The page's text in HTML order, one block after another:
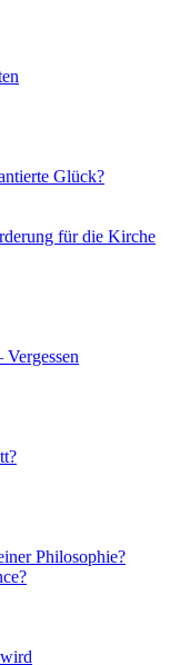
Glück?
für die Kirche
Vergessen
Philosophie?